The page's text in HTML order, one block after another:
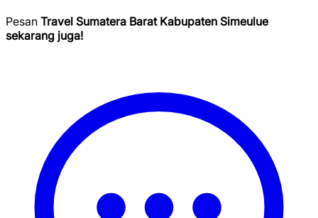
Pesan Travel Sumatera Barat Kabupaten Simeulue
sekarang juga!